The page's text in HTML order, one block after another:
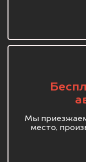
Мы приезжаем
место,